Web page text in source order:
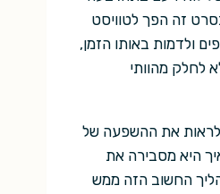
זה הפך לטוויסט
ולדמות באותו הזמן,
לחלק מהוותי
לראות את ההשפעה של
היא מסבירה את
החשוב הזה ממש